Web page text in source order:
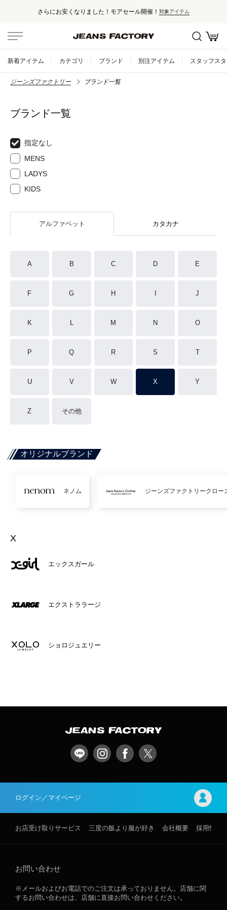
さらにお安くなりました！モアセール開催！ 対象アイテム
新着アイテム カテゴリ ブランド 別注アイテム スタッフス
ジーンズファクトリー ブランド一覧
ブランド一覧
指定なし
MENS
LADYS
KIDS
アルファベット カタカナ
A B C D E
F G H J
K L M N O
P Q R S T
U V W X Y
Z その他
オリジナルブランド
ネノム ジーンズファクトリークロー
X
エックスガール
エクストララージ
ショロジュエリー
ログイン／マイページ
お店受け取りサービス 三度の飯より服が好き 会社概要 採用情報
お問い合わせ
※メールおよびお電話でのご注文は承っておりません。店舗に関
するお問い合わせは、店舗に直接お問い合わせください。